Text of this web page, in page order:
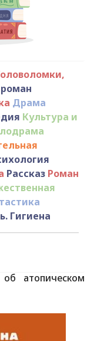
Драма
Культура и
Рассказ Роман
Гигиена
атопическом